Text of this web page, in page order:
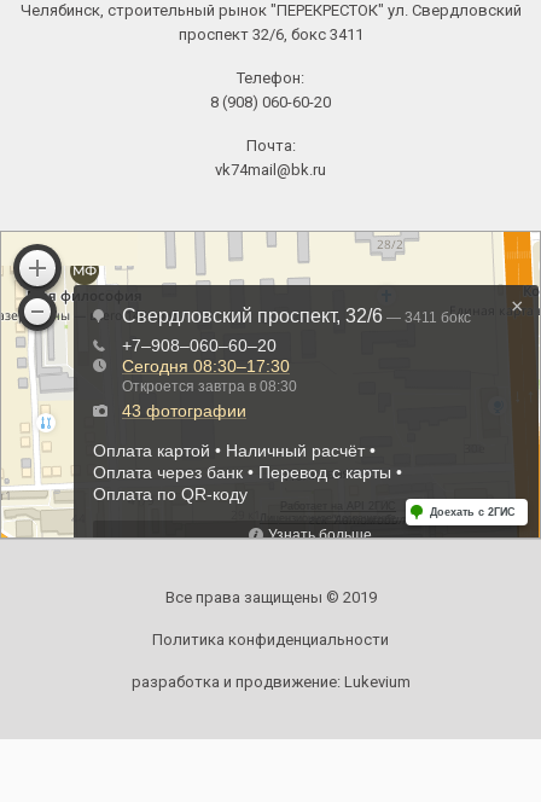
Челябинск, строительный рынок "ПЕРЕКРЕСТОК" ул. Свердловский
проспект 32/6, бокс 3411
Телефон:
8 (908) 060-60-20
Почта:
vk74mail@bk.ru
Все права защищены © 2019
Политика конфиденциальности
разработка и продвижение: Lukevium